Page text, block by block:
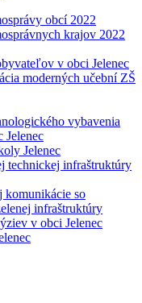
obcí 2022
krajov 2022
v obci Jelenec
moderných učební ZŠ
vybavenia
Jelenec
Jelenec
technickej infraštruktúry
komunikácie so
infraštruktúry
v obci Jelenec